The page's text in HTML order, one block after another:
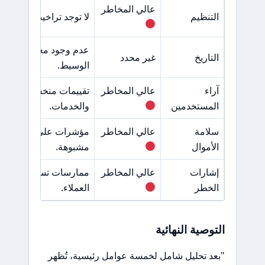
التنظيم
عالي المخاطر
لا توجد تراخيص من
التاريخ غير محدد
عدم وجود معلومات
الوسيط.
آراء
المستخدمين
عالي المخاطر
تقييمات منخفضة
والخدمات.
سلامة
الأموال
عالي المخاطر
مؤشرات على مشاكل
مشبوهة.
إشارات
الخطر
عالي المخاطر
ممارسات تسويقية
العملاء.
التوصية النهائية
"بعد تحليل شامل لخمسة عوامل رئيسية، تُظهر